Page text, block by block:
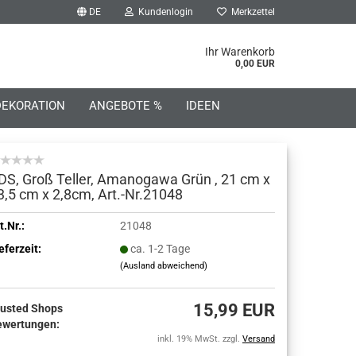
DE Kundenlogin
erstellen
vergessen?
Merkzettel
Ihr Warenkorb
0,00 EUR
ANGEBOTE % IDEEN
Groß Teller, Amanogawa Grün , 21 cm x
cm x 2,8cm, Art.-Nr.21048
21048
ca. 1-2 Tage
(Ausland abweichend)
Shops
15,99 EUR
inkl. 19% MwSt. zzgl. Versand